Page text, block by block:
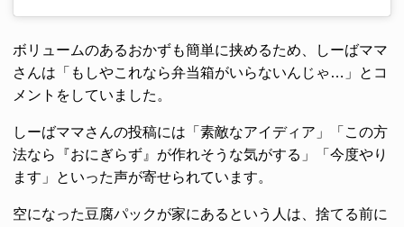
ボリュームのあるおかずも簡単に挟めるため、しーばママ
さんは「もしやこれなら弁当箱がいらないんじゃ…」とコ
メントをしていました。
しーばママさんの投稿には「素敵なアイディア」「この方
法なら『おにぎらず』が作れそうな気がする」「今度やり
ます」といった声が寄せられています。
空になった豆腐パックが家にあるという人は、捨てる前に